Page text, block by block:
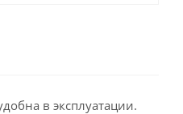
в эксплуатации.